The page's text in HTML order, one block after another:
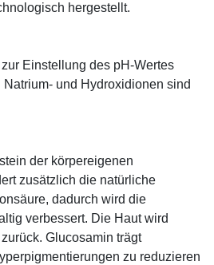
hergestellt.
Einstellung des pH-Wertes
Natrium- und Hydroxidionen sind
der körpereigenen
zusätzlich die natürliche
dadurch wird die
verbessert. Die Haut wird
Glucosamin trägt
zu reduzieren